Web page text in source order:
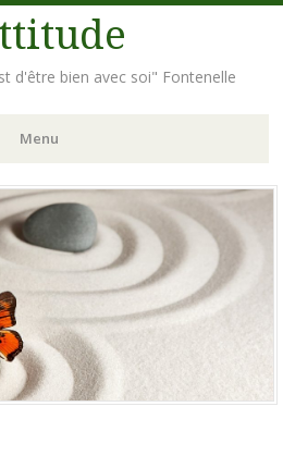
d'être bien avec soi" Fontenelle
Menu